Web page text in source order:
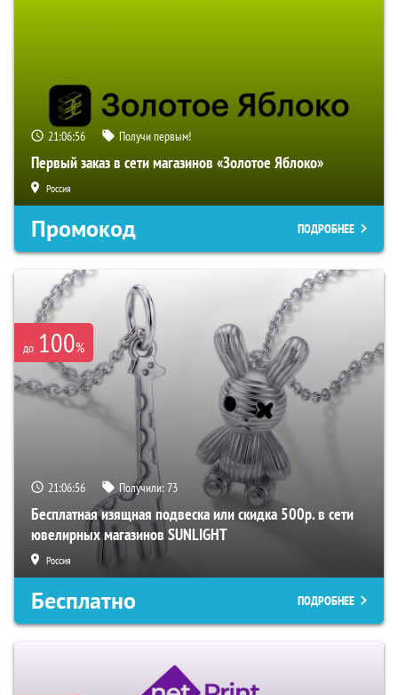
21:06:55 Получи первым!
Первый заказ в сети магазинов «Золотое Яблоко»
Россия
Промокод ПОДРОБНЕЕ
до 100%
21:06:55 Получили:73
Бесплатная изящная подвеска или скидка 500р. в сети
ювелирных магазинов SUNLIGHT
Россия
Бесплатно ПОДРОБНЕЕ